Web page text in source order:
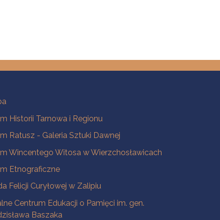
Historii Tarnowa i Regionu
Ratusz - Galeria Sztuki Dawnej
Wincentego Witosa w Wierzchosławicach
Etnograficzne
Felicji Curyłowej w Zalipiu
Centrum Edukacji o Pamięci im. gen.
Baszaka